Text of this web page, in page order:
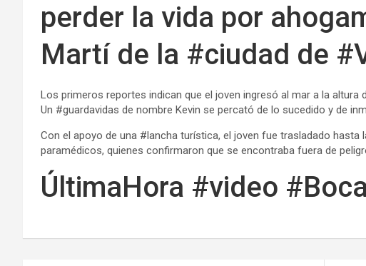
perder la vida por
Martí de la #ciudad de
Los primeros reportes indican que el joven ingresó al mar a la altura
Un #guardavidas de nombre Kevin se percató de lo sucedido y de
Con el apoyo de una #lancha turística, el joven fue trasladado hasta
paramédicos, quienes confirmaron que se encontraba fuera de
ÚltimaHora #video